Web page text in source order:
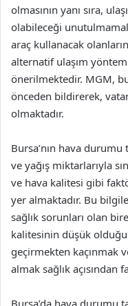
olmasının yanı sıra,
olabileceği
araç kullanacak
alternatif ulaşım
önerilmektedir. MGM,
önceden bildirerek,
olmaktadır.
Bursa’nın hava
ve yağış miktarlarıyla
ve hava kalitesi gibi
yer almaktadır. Bu
sağlık sorunları olan
kalitesinin düşük
geçirmekten kaçınmak
almak sağlık açısından
Bursa’da hava durumu